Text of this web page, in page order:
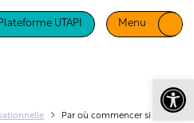
Plateforme UTAPI Menu
Par où commencer si